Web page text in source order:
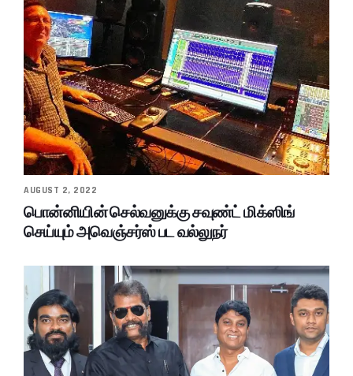
AUGUST 2, 2022
பொன்னியின் செல்வனுக்கு சவுண்ட் மிக்ஸிங்
செய்யும் அவெஞ்சர்ஸ் பட வல்லுநர்